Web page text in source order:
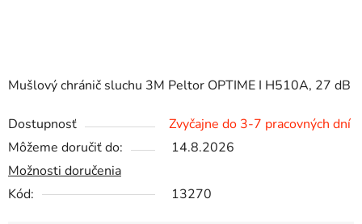
Mušlový chránič sluchu 3M Peltor OPTIME I H510A, 27 dB
Dostupnosť
Zvyčajne do 3-7 pracovných dní
Môžeme doručiť do:
14.8.2026
Možnosti doručenia
Kód:
13270